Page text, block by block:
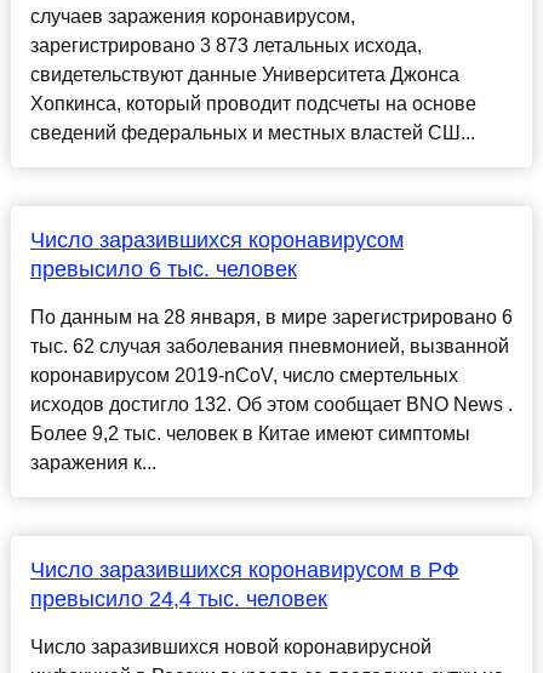
случаев заражения коронавирусом,
зарегистрировано 3 873 летальных исхода,
свидетельствуют данные Университета Джонса
Хопкинса, который проводит подсчеты на основе
сведений федеральных и местных властей СШ...
Число заразившихся коронавирусом
превысило 6 тыс. человек
По данным на 28 января, в мире зарегистрировано 6
тыс. 62 случая заболевания пневмонией, вызванной
коронавирусом 2019-nCoV, число смертельных
исходов достигло 132. Об этом сообщает BNO News .
Более 9,2 тыс. человек в Китае имеют симптомы
заражения к...
Число заразившихся коронавирусом в РФ
превысило 24,4 тыс. человек
Число заразившихся новой коронавирусной